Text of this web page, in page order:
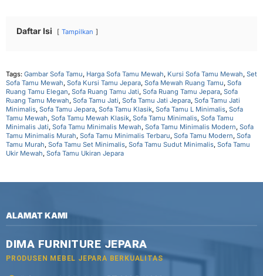
Daftar Isi Tampilkan
Tags: Gambar Sofa Tamu, Harga Sofa Tamu Mewah, Kursi Sofa Tamu Mewah, Set
Sofa Tamu Mewah, Sofa Kursi Tamu Jepara, Sofa Mewah Ruang Tamu, Sofa
Ruang Tamu Elegan, Sofa Ruang Tamu Jati, Sofa Ruang Tamu Jepara, Sofa
Ruang Tamu Mewah, Sofa Tamu Jati, Sofa Tamu Jati Jepara, Sofa Tamu Jati
Minimalis, Sofa Tamu Jepara, Sofa Tamu Klasik, Sofa Tamu L Minimalis, Sofa
Tamu Mewah, Sofa Tamu Mewah Klasik, Sofa Tamu Minimalis, Sofa Tamu
Minimalis Jati, Sofa Tamu Minimalis Mewah, Sofa Tamu Minimalis Modern, Sofa
Tamu Minimalis Murah, Sofa Tamu Minimalis Terbaru, Sofa Tamu Modern, Sofa
Tamu Murah, Sofa Tamu Set Minimalis, Sofa Tamu Sudut Minimalis, Sofa Tamu
Ukir Mewah, Sofa Tamu Ukiran Jepara
ALAMAT KAMI
DIMA FURNITURE JEPARA
PRODUSEN MEBEL JEPARA BERKUALITAS